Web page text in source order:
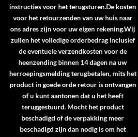
instructies voor het terugsturen.De kosten
voor het retourzenden van uw huis naar
ons adres zijn voor uw eigen rekening.Wij
zullen het volledige orderbedrag inclusief
de eventuele verzendkosten voor de
heenzending binnen 14 dagen na uw
herroepingsmelding terugbetalen, mits het
product in goede orde retour is ontvangen
of u kunt aantonen dat u het heeft
teruggestuurd. Mocht het product
beschadigd of de verpakking meer
beschadigd zijn dan nodig is om het